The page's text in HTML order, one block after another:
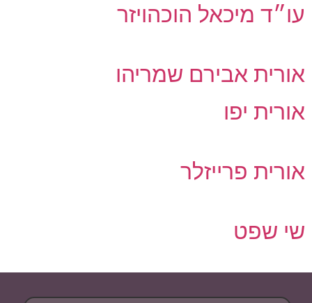
עו״ד מיכאל הוכהויזר
אורית אבירם שמריהו
אורית יפו
אורית פרייזלר
שי שפט